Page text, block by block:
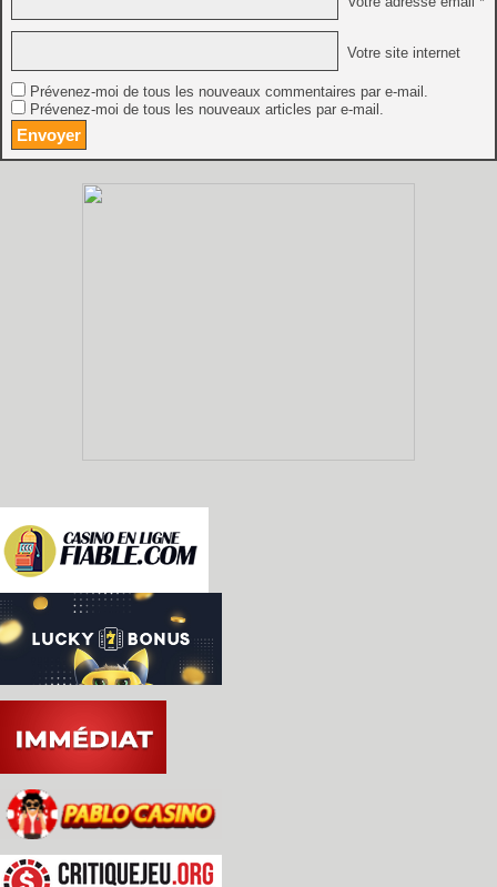
Votre site internet
Prévenez-moi de tous les nouveaux commentaires par e-mail.
Prévenez-moi de tous les nouveaux articles par e-mail.